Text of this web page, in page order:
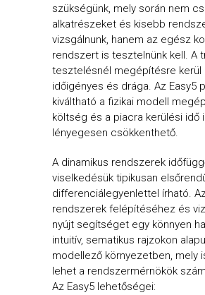
szükségünk, mely során nem
alkatrészeket és kisebb
vizsgálnunk, hanem az egész
rendszert is tesztelnünk kell. A
tesztelésnél megépítésre kerül
időigényes és drága. Az Easy5
kiváltható a fizikai modell
költség és a piacra kerülési idő
lényegesen csökkenthető.
A dinamikus rendszerek
viselkedésük tipikusan
differenciálegyenlettel írható.
rendszerek felépítéséhez és
nyújt segítséget egy könnyen
intuitív, sematikus rajzokon
modellező környezetben, mely
lehet a rendszermérnökök
Az Easy5 lehetőségei: